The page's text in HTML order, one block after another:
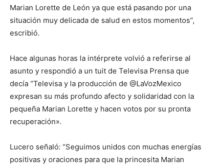
Marian Lorette de León ya que está pasando por una
situación muy delicada de salud en estos momentos”,
escribió.
Hace algunas horas la intérprete volvió a referirse al
asunto y respondió a un tuit de Televisa Prensa que
decía “Televisa y la producción de @LaVozMexico
expresan su más profundo afecto y solidaridad con la
pequeña Marian Lorette y hacen votos por su pronta
recuperación».
Lucero señaló: “Seguimos unidos con muchas energías
positivas y oraciones para que la princesita Marian